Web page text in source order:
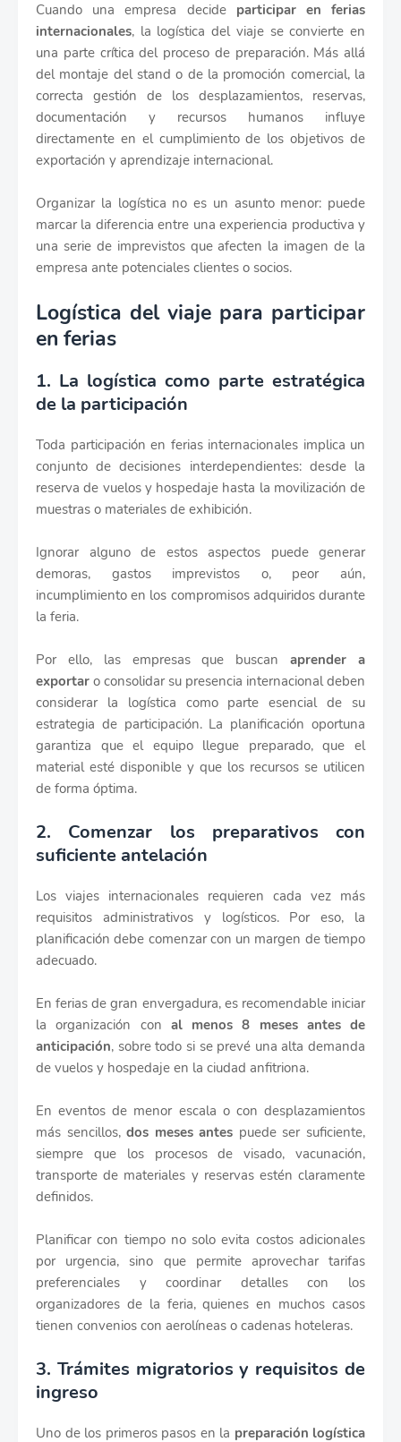
Cuando una empresa decide participar en ferias
internacionales, la logística del viaje se convierte en
una parte crítica del proceso de preparación. Más allá
del montaje del stand o de la promoción comercial, la
correcta gestión de los desplazamientos, reservas,
documentación y recursos humanos influye
directamente en el cumplimiento de los objetivos de
exportación y aprendizaje internacional.
Organizar la logística no es un asunto menor: puede
marcar la diferencia entre una experiencia productiva y
una serie de imprevistos que afecten la imagen de la
empresa ante potenciales clientes o socios.
Logística del viaje para participar
en ferias
1. La logística como parte estratégica
de la participación
Toda participación en ferias internacionales implica un
conjunto de decisiones interdependientes: desde la
reserva de vuelos y hospedaje hasta la movilización de
muestras o materiales de exhibición.
Ignorar alguno de estos aspectos puede generar
demoras, gastos imprevistos o, peor aún,
incumplimiento en los compromisos adquiridos durante
la feria.
Por ello, las empresas que buscanaprender a
exportar o consolidar su presencia internacional deben
considerar la logística como parte esencial de su
estrategia de participación. La planificación oportuna
garantiza que el equipo llegue preparado, que el
material esté disponible y que los recursos se utilicen
de forma óptima.
2. Comenzar los preparativos con
suficiente antelación
Los viajes internacionales requieren cada vez más
requisitos administrativos y logísticos. Por eso, la
planificación debe comenzar con un margen de tiempo
adecuado.
En ferias de gran envergadura, es recomendable iniciar
la organización con al menos 8 meses antes de
anticipación, sobre todo si se prevé una alta demanda
de vuelos y hospedaje en la ciudad anfitriona.
En eventos de menor escala o con desplazamientos
más sencillos,dos meses antes puede ser suficiente,
siempre que los procesos de visado, vacunación,
transporte de materiales y reservas estén claramente
definidos.
Planificar con tiempo no solo evita costos adicionales
por urgencia, sino que permite aprovechar tarifas
preferenciales y coordinar detalles con los
organizadores de la feria, quienes en muchos casos
tienen convenios con aerolíneas o cadenas hoteleras.
3. Trámites migratorios y requisitos de
ingreso
Uno de los primeros pasos en la preparación logística